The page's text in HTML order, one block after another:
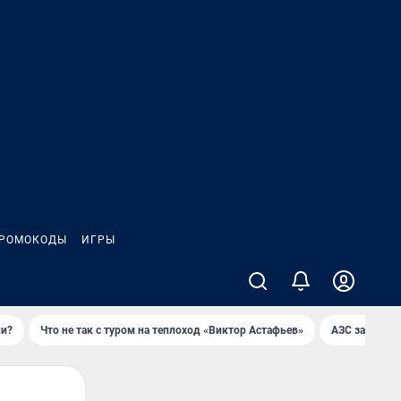
ИГРЫ
Что не так с туром на теплоход «Виктор Астафьев» AЗС